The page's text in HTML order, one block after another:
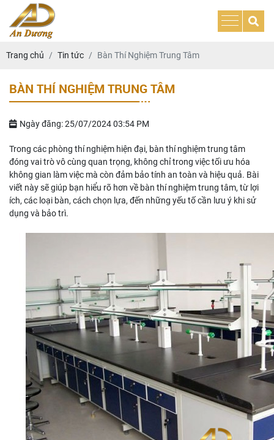
Trang chủ Tin tức Bàn Thí Nghiệm Trung Tâm
BÀN THÍ NGHIỆM TRUNG TÂM
Ngày đăng: 25/07/2024 03:54 PM
Trong các phòng thí nghiệm hiện đại, bàn thí nghiệm trung tâm
đóng vai trò vô cùng quan trọng, không chỉ trong việc tối ưu hóa
không gian làm việc mà còn đảm bảo tính an toàn và hiệu quả. Bài
viết này sẽ giúp bạn hiểu rõ hơn về bàn thí nghiệm trung tâm, từ lợi
ích, các loại bàn, cách chọn lựa, đến những yếu tố cần lưu ý khi sử
dụng và bảo trì.